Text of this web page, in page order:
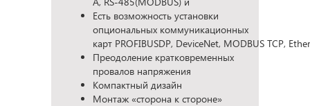
Есть возможность установки
опциональных коммуникационных
карт PROFIBUSDP, DeviceNet, MODBUS TCP,
Преодоление кратковременных
провалов напряжения
Компактный дизайн
Монтаж «сторона к стороне»